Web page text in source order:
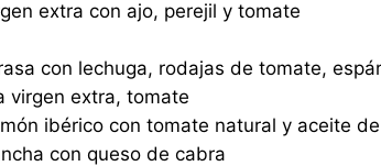
extra con ajo, perejil y tomate
con lechuga, rodajas de tomate,
virgen extra, tomate
ibérico con tomate natural y aceite
con queso de cabra